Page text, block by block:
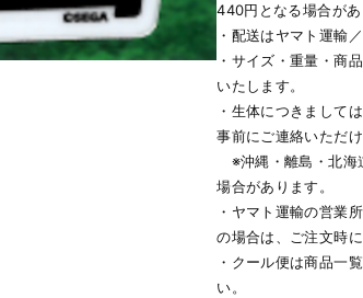
440円となる場合があ
・配送はヤマト運輸
・サイズ・重量・商
いたします。
・生体につきまして
事前にご連絡いただ
※沖縄・離島・北海
場合があります。
・ヤマト運輸の営業
の場合は、ご注文時
・クール便は商品一
い。